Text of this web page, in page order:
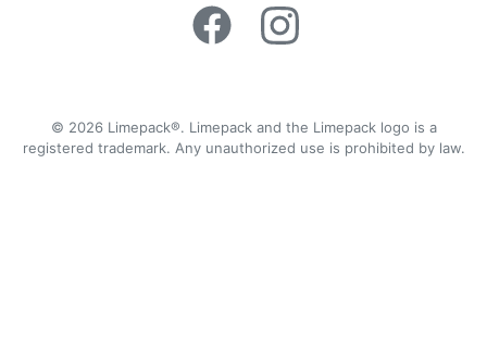
Facebook
Instagram
© 2026 Limepack®. Limepack and the Limepack logo is a
registered trademark. Any unauthorized use is prohibited by law.